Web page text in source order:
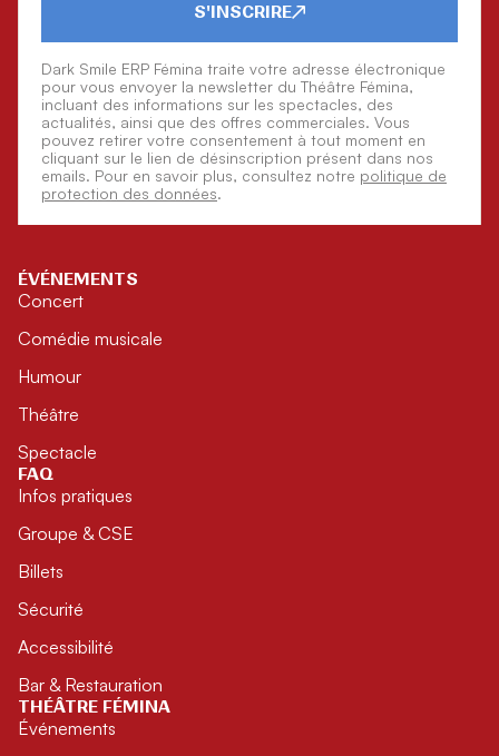
S'INSCRIRE
Dark Smile ERP Fémina traite votre adresse électronique
pour vous envoyer la newsletter du Théâtre Fémina,
incluant des informations sur les spectacles, des
actualités, ainsi que des offres commerciales. Vous
pouvez retirer votre consentement à tout moment en
cliquant sur le lien de désinscription présent dans nos
emails. Pour en savoir plus, consultez notre politique de
protection des données.
ÉVÉNEMENTS
Concert
Comédie musicale
Humour
Théâtre
Spectacle
FAQ
Infos pratiques
Groupe & CSE
Billets
Sécurité
Accessibilité
Bar & Restauration
THÉÂTRE FÉMINA
Événements